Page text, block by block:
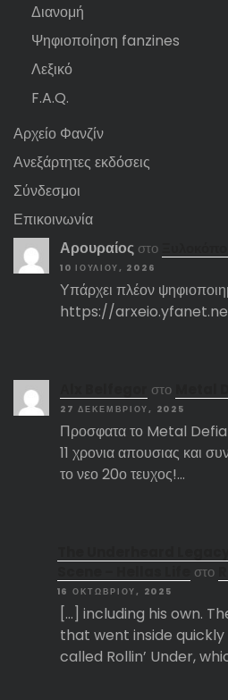
Διανομή
Ψηφιοποίηση fanzines
Λεξικό
F.A.Q.
Αρχείο Φανζίν
Ανεξάρτητες εκδόσεις
Σύνδεσμοι
Επικοινωνία
Αρουραίος στο
10 ΙΟΥΛΊΟΥ, 2026
Υπάρχει πλέον
https://
στο
27 ΔΕΚΕΜΒΡΊΟΥ, 2025
Προσφατα το Metal
11 χρονια απουσιας και
το νεο 20ο τευχος!…
στο
16 ΟΚΤΩΒΡΊΟΥ, 2025
[…] including his own.
that went inside
called Rollin’ Under,